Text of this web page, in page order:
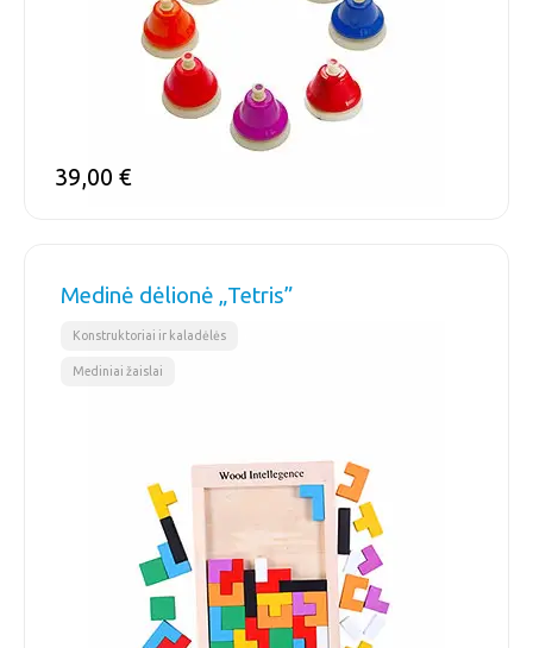
39,00 €
Medinė dėlionė „Tetris”
Konstruktoriai ir kaladėlės
Mediniai žaislai